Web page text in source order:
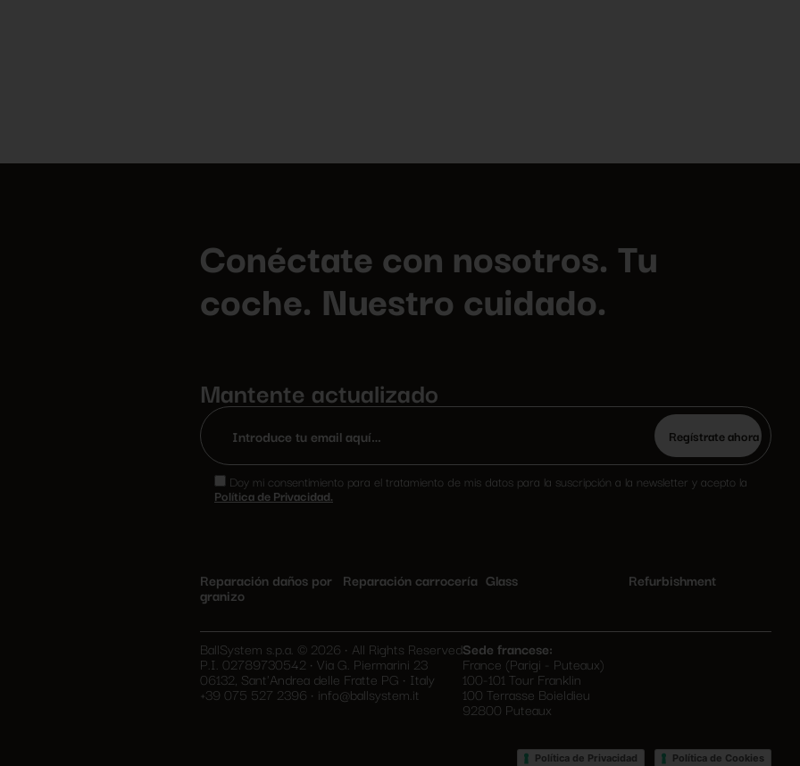
Conéctate con nosotros. Tu
coche. Nuestro cuidado.
Mantente actualizado
Por
favor,
Doy mi consentimiento para el tratamiento de mis datos para la suscripción a la newsletter y acepto la
Política de Privacidad.
Reparación daños por
granizo
Reparación carrocería Glass Refurbishment
BallSystem s.p.a. © 2026 • All Rights Reserved
P.I. 02789730542 • Via G. Piermarini 23
06132, Sant'Andrea delle Fratte PG • Italy
+39 075 527 2396 • info@ballsystem.it
Sede francese:
France (Parigi - Puteaux)
100-101 Tour Franklin
100 Terrasse Boieldieu
92800 Puteaux
Política de Privacidad Política de Cookies